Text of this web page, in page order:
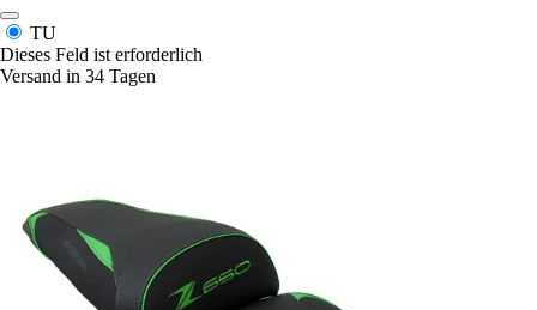
TU
Dieses Feld ist erforderlich
Versand in 34 Tagen